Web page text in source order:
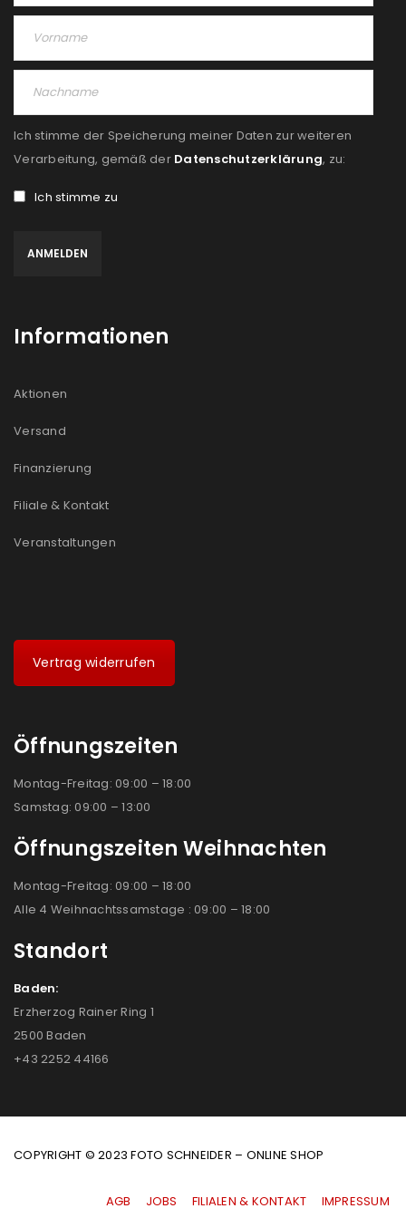
Ich stimme der Speicherung meiner Daten zur weiteren
Verarbeitung, gemäß der Datenschutzerklärung, zu:
Ich stimme zu
Informationen
Aktionen
Versand
Finanzierung
Filiale & Kontakt
Veranstaltungen
Vertrag widerrufen
Öffnungszeiten
Montag-Freitag: 09:00 – 18:00
Samstag: 09:00 – 13:00
Öffnungszeiten Weihnachten
Montag-Freitag: 09:00 – 18:00
Alle 4 Weihnachtssamstage : 09:00 – 18:00
Standort
Baden:
Erzherzog Rainer Ring 1
2500 Baden
+43 2252 44166
COPYRIGHT © 2023 FOTO SCHNEIDER – ONLINE SHOP
AGB JOBS FILIALEN & KONTAKT
IMPRESSUM